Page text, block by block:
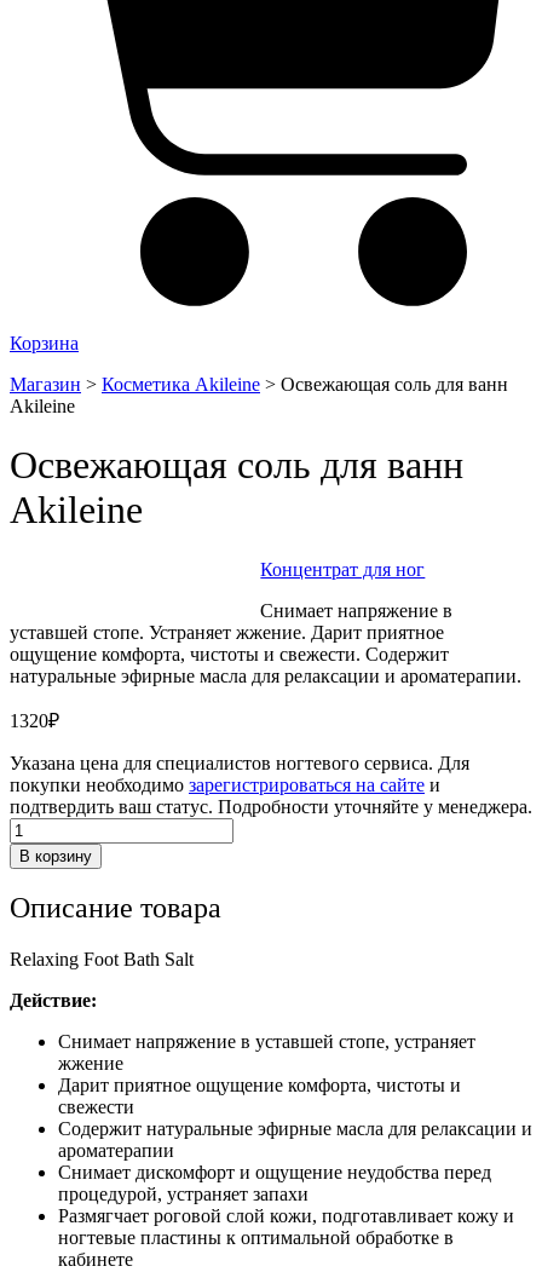
Корзина
Магазин > Косметика Akileine > Освежающая соль для ванн
Akileine
Освежающая соль для ванн
Akileine
Концентрат для ног
Снимает напряжение в
уставшей стопе. Устраняет жжение. Дарит приятное
ощущение комфорта, чистоты и свежести. Содержит
натуральные эфирные масла для релаксации и ароматерапии.
1320₽
Указана цена для специалистов ногтевого сервиса. Для
покупки необходимо зарегистрироваться на сайте и
подтвердить ваш статус. Подробности уточняйте у менеджера.
Количество
товара
Освежающая
для
Akileine
В корзину
Описание товара
Relaxing Foot Bath Salt
Действие:
Снимает напряжение в уставшей стопе, устраняет
жжение
Дарит приятное ощущение комфорта, чистоты и
свежести
Содержит натуральные эфирные масла для релаксации и
ароматерапии
Снимает дискомфорт и ощущение неудобства перед
процедурой, устраняет запахи
Размягчает роговой слой кожи, подготавливает кожу и
ногтевые пластины к оптимальной обработке в
кабинете